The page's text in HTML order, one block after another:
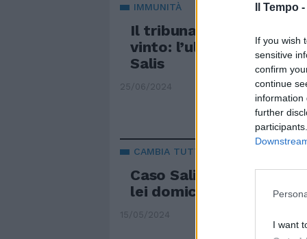
Il Tempo -
If you wish
sensitive
confirm
continue
information
further
I want
IMMUNITÀ
Il tribunale ungherse
vinto: l’ultima
Salis
25/06/2024
CAMBIA TUTTO
Caso Salis, accolta la
lei domiciliari a
15/05/2024